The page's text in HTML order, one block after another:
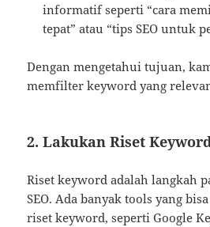
informatif seperti “cara
tepat” atau “tips SEO untuk
Dengan mengetahui tujuan,
memfilter keyword yang
2. Lakukan Riset
Riset keyword adalah langkah
SEO. Ada banyak tools yang
riset keyword, seperti Google